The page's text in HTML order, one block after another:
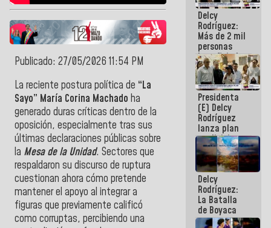
Publicado: 27/05/2026 11:54 PM
La reciente postura política de “La
Sayo” María Corina Machado ha
generado duras críticas dentro de la
oposición, especialmente tras sus
últimas declaraciones públicas sobre
la Mesa de la Unidad. Sectores que
respaldaron su discurso de ruptura
cuestionan ahora cómo pretende
mantener el apoyo al integrar a
figuras que previamente calificó
como corruptas, percibiendo una
por la AN
Delcy
Rodríguez:
Más de 2 mil
personas
beneficiadas
con planes
para
atención de
emergencia
sísmica en
la última
semana
Presidenta
(E) Delcy
Rodríguez
lanza plan
crediticio
con subsidio
a Juntas de
Condominio
Delcy
Rodríguez:
La Batalla
de Boyaca
representa